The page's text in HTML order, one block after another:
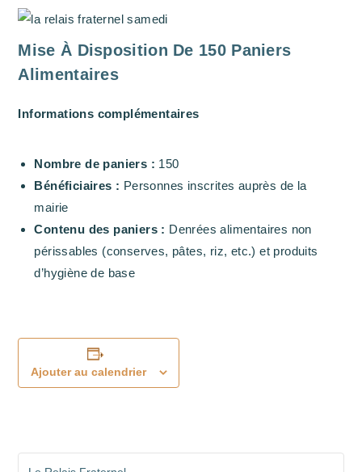
Mise À Disposition De 150 Paniers
Alimentaires
Informations complémentaires
Nombre de paniers : 150
Bénéficiaires : Personnes inscrites auprès de la
mairie
Contenu des paniers : Denrées alimentaires non
périssables (conserves, pâtes, riz, etc.) et produits
d’hygiène de base
Ajouter au calendrier